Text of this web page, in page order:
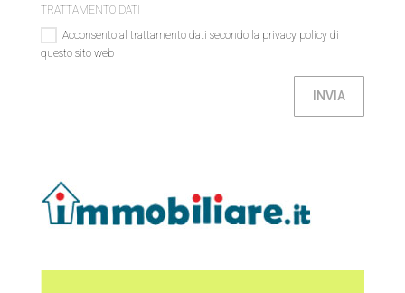
TRATTAMENTO DATI
Acconsento al trattamento dati secondo la privacy policy di
questo sito web
INVIA